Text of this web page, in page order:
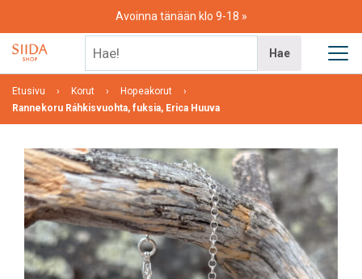
content
Avoinna tänään klo 9-18
Hae
Etusivu Korut
Hopeakorut
Rannekoru Ráhkisvuohta, fuksia, Erica Huuva